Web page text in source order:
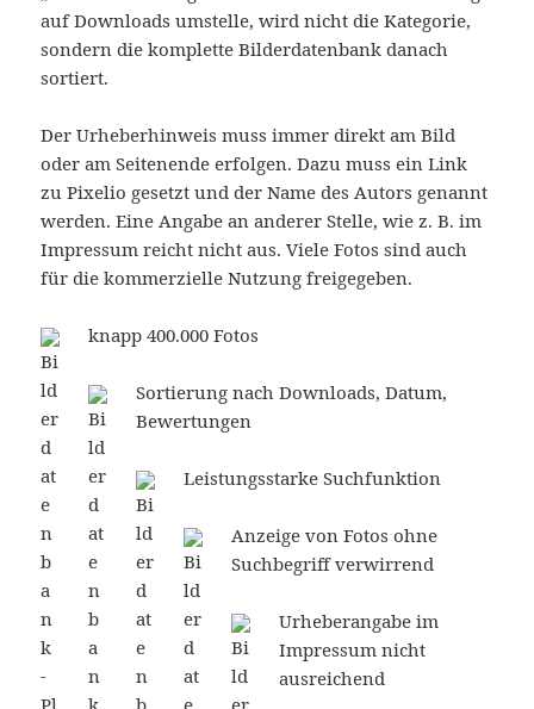
auf Downloads umstelle, wird nicht die Kategorie,
sondern die komplette Bilderdatenbank danach
sortiert.
Der Urheberhinweis muss immer direkt am Bild
oder am Seitenende erfolgen. Dazu muss ein Link
zu Pixelio gesetzt und der Name des Autors genannt
werden. Eine Angabe an anderer Stelle, wie z. B. im
Impressum reicht nicht aus. Viele Fotos sind auch
für die kommerzielle Nutzung freigegeben.
knapp 400.000 Fotos
Sortierung nach Downloads, Datum,
Bewertungen
Leistungsstarke Suchfunktion
Anzeige von Fotos ohne
Suchbegriff verwirrend
Urheberangabe im
Impressum nicht
ausreichend